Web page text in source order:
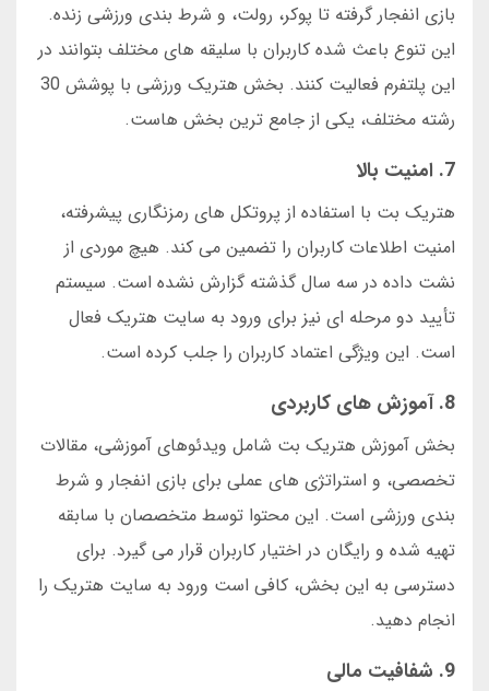
بازی انفجار گرفته تا پوکر، رولت، و شرط بندی ورزشی زنده.
این تنوع باعث شده کاربران با سلیقه های مختلف بتوانند در
این پلتفرم فعالیت کنند. بخش هتریک ورزشی با پوشش 30
رشته مختلف، یکی از جامع ترین بخش هاست.
7. امنیت بالا
هتریک بت با استفاده از پروتکل های رمزنگاری پیشرفته،
امنیت اطلاعات کاربران را تضمین می کند. هیچ موردی از
نشت داده در سه سال گذشته گزارش نشده است. سیستم
تأیید دو مرحله ای نیز برای ورود به سایت هتریک فعال
است. این ویژگی اعتماد کاربران را جلب کرده است.
8. آموزش های کاربردی
بخش آموزش هتریک بت شامل ویدئوهای آموزشی، مقالات
تخصصی، و استراتژی های عملی برای بازی انفجار و شرط
بندی ورزشی است. این محتوا توسط متخصصان با سابقه
تهیه شده و رایگان در اختیار کاربران قرار می گیرد. برای
دسترسی به این بخش، کافی است ورود به سایت هتریک را
انجام دهید.
9. شفافیت مالی